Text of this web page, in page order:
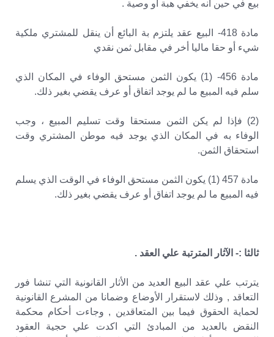
بيع في حين أنه يخفي هبة أو وصية .
مادة 418- البيع عقد يلتزم بة البائع أن ينقل للمشتري ملكية
شيء أو حقا ماليا أخر في مقابل ثمن نقدي
مادة 456- (1) يكون الثمن مستحق الوفاء في المكان الذي
سلم فيه المبيع ما لم يوجد اتفاق أو عرف يقضي بغير ذلك.
(2) فإذا لم يكن الثمن مستحقا وقت تسليم المبيع ، وجب
الوفاء به في المكان الذي يوجد فيه موطن المشتري وقت
استحقاق الثمن.
مادة 457 (1) يكون الثمن مستحق الوفاء في الوقت الذي يسلم
فيه المبيع ما لم يوجد اتفاق أو عرف يقضي بغير ذلك.
ثالثا :- الآثار المترتبة علي العقد .
يترتب علي عقد البيع العديد من الأثار القانونية التي تنشا فور
التعاقد , وذلك لاستقرار الأوضاع وضمانا من المشرع القانونية
لحماية الحقوق فيما بين المتعاقدين , وجاءت أحكام محكمة
النقض بالعديد من المبادئ التي اكدت علي حجية العقود